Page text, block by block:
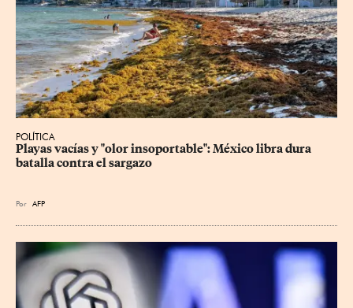
POLÍTICA
Playas vacías y "olor insoportable": México libra dura
batalla contra el sargazo
Por AFP